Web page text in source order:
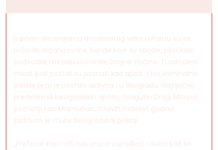
U prvim decenijama dvadesetog veka u Parizu su se
pojavile organizovane bande koje su obijale, pljačkale,
podvodile i bezobzirno vršile brojne zločine. Ti udruženi
mladi ljudi postali su poznati kao apaši. Ovo kriminalno
pleme brzo je postalo aktivno i u Beogradu. Najtipičniji
predstavnik beogradskih apaša, Dragutin Dragi Mitrović,
poznatiji kao Majmunac, čitavih trideset godina
zadavao je muke beogradskoj policiji.
„Profesor Đarmati nas vraća u prošlost i doba kad se